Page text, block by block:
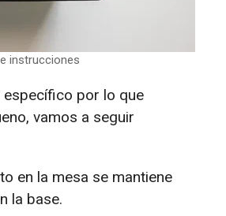
instrucciones
específico por lo que
vamos a seguir
en la mesa se mantiene
la base.